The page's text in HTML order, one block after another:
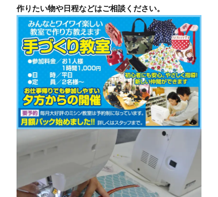
作りたい物や日程などはご相談ください。